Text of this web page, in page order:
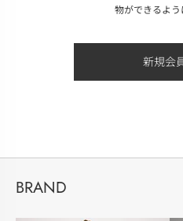
物ができるよう
BRAND